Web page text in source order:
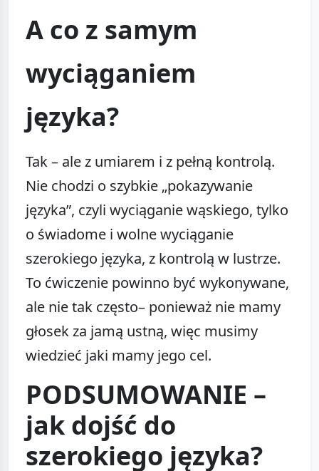
A co z samym
wyciąganiem
języka?
Tak – ale z umiarem i z pełną kontrolą.
Nie chodzi o szybkie „pokazywanie
języka”, czyli wyciąganie wąskiego, tylko
o świadome i wolne wyciąganie
szerokiego języka, z kontrolą w lustrze.
To ćwiczenie powinno być wykonywane,
ale nie tak często– ponieważ nie mamy
głosek za jamą ustną, więc musimy
wiedzieć jaki mamy jego cel.
PODSUMOWANIE –
jak dojść do
szerokiego języka?